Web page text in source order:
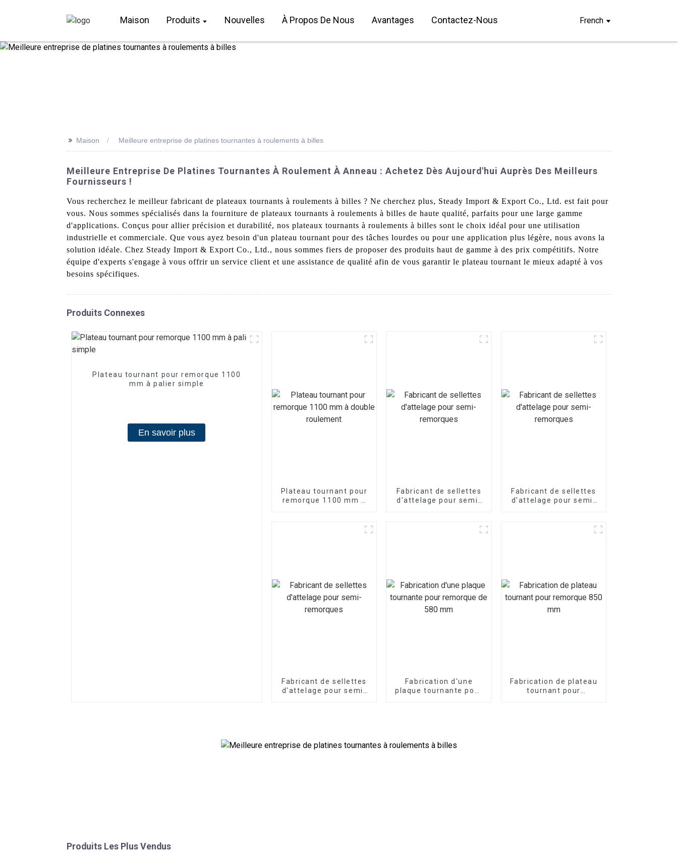
Maison Produits Nouvelles À Propos De Nous Avantages Contactez-Nous French
>> Maison Meilleure entreprise de platines tournantes à roulements à billes
Meilleure Entreprise De Platines Tournantes À Roulement À Anneau : Achetez Dès Aujourd'hui Auprès Des Meilleurs
Fournisseurs !
Vous recherchez le meilleur fabricant de plateaux tournants à roulements à billes ? Ne cherchez plus, Steady Import & Export Co., Ltd. est fait pour
vous. Nous sommes spécialisés dans la fourniture de plateaux tournants à roulements à billes de haute qualité, parfaits pour une large gamme
d'applications. Conçus pour allier précision et durabilité, nos plateaux tournants à roulements à billes sont le choix idéal pour une utilisation
industrielle et commerciale. Que vous ayez besoin d'un plateau tournant pour des tâches lourdes ou pour une application plus légère, nous avons la
solution idéale. Chez Steady Import & Export Co., Ltd., nous sommes fiers de proposer des produits haut de gamme à des prix compétitifs. Notre
équipe d'experts s'engage à vous offrir un service client et une assistance de qualité afin de vous garantir le plateau tournant le mieux adapté à vos
besoins spécifiques.
Produits Connexes
Plateau tournant pour remorque 1100
mm à palier simple
En savoir plus
Plateau tournant pour
remorque 1100 mm à
Fabricant de sellettes
d'attelage pour semi-
Fabricant de sellettes
d'attelage pour semi-
Fabricant de sellettes
d'attelage pour semi-
Fabrication d'une
plaque tournante pour
Fabrication de plateau
tournant pour
Produits Les Plus Vendus